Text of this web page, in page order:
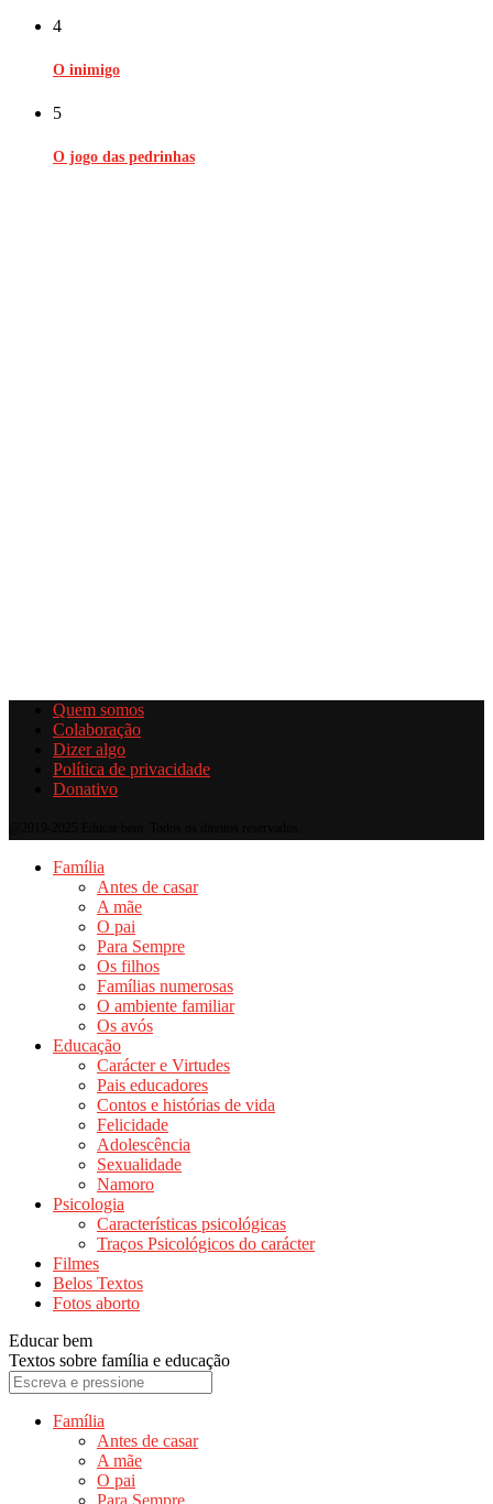
4
O inimigo
5
O jogo das pedrinhas
Quem somos
Colaboração
Dizer algo
Política de privacidade
Donativo
Família
Antes de casar
A mãe
O pai
Para Sempre
Os filhos
Famílias numerosas
O ambiente familiar
Os avós
Educação
Carácter e Virtudes
Pais educadores
Contos e histórias de vida
Felicidade
Adolescência
Sexualidade
Namoro
Psicologia
Características psicológicas
Traços Psicológicos do carácter
Filmes
Belos Textos
Fotos aborto
Educar bem
Textos sobre família e educação
Família
Antes de casar
A mãe
O pai